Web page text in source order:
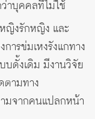
ว่าบุคคลที่ไม่ใช้
ญิงรักหญิง และ
ารข่มเหงรังแกทาง
บดั้งเดิม มีงานวิจัย
ตามทาง
มจากคนแปลกหน้า